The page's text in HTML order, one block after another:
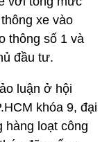
xe vào
thông số 1 và
đầu tư.
luận ở hội
khóa 9, đại
hàng loạt công